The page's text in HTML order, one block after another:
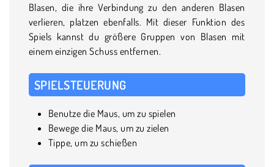
Blasen, die ihre Verbindung zu den anderen Blasen
verlieren, platzen ebenfalls. Mit dieser Funktion des
Spiels kannst du größere Gruppen von Blasen mit
einem einzigen Schuss entfernen.
SPIELSTEUERUNG
Benutze die Maus, um zu spielen
Bewege die Maus, um zu zielen
Tippe, um zu schießen